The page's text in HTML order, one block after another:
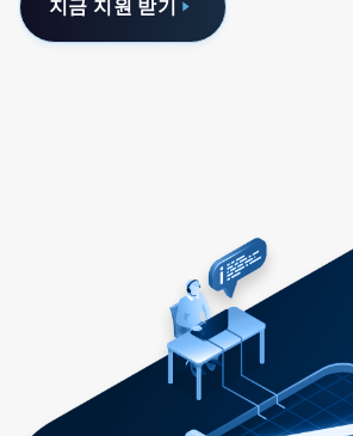
지금 지원 받기